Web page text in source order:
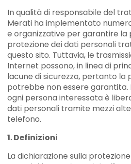
In qualità di responsabile del
Merati ha implementato
e organizzative per garantire la
protezione dei dati personali
questo sito. Tuttavia, le
Internet possono, in linea di
lacune di sicurezza, pertanto la
potrebbe non essere garantita.
ogni persona interessata è
dati personali tramite mezzi
telefono.
1. Definizioni
La dichiarazione sulla